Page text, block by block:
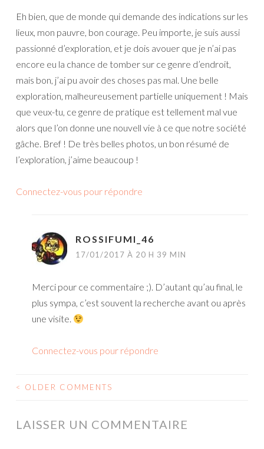
Eh bien, que de monde qui demande des indications sur les
lieux, mon pauvre, bon courage. Peu importe, je suis aussi
passionné d’exploration, et je dois avouer que je n’ai pas
encore eu la chance de tomber sur ce genre d’endroit,
mais bon, j’ai pu avoir des choses pas mal. Une belle
exploration, malheureusement partielle uniquement ! Mais
que veux-tu, ce genre de pratique est tellement mal vue
alors que l’on donne une nouvell vie à ce que notre société
gâche. Bref ! De très belles photos, un bon résumé de
l’exploration, j’aime beaucoup !
Connectez-vous pour répondre
ROSSIFUMI_46
17/01/2017 À 20 H 39 MIN
Merci pour ce commentaire ;). D’autant qu’au final, le
plus sympa, c’est souvent la recherche avant ou après
une visite.
Connectez-vous pour répondre
NAVIGATION
DES
< OLDER COMMENTS
LAISSER UN COMMENTAIRE